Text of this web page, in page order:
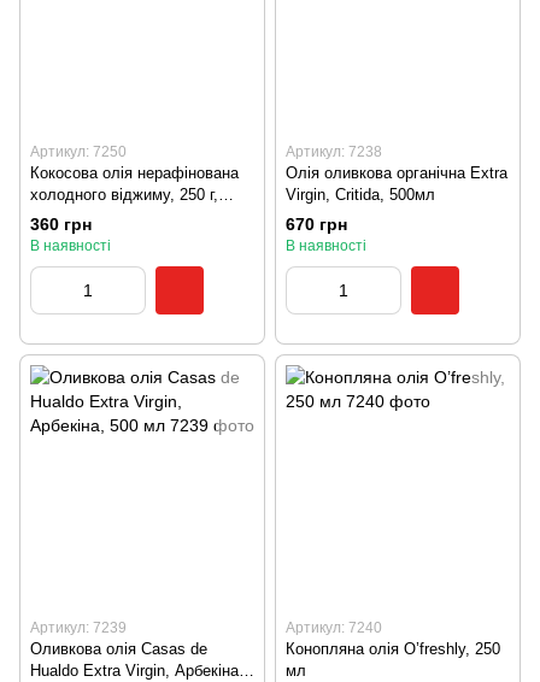
Артикул: 7250
Кокосова олія нерафінована
холодного віджиму, 250 г,
Manteca
360 грн
В наявності
Артикул: 7238
Олія оливкова органічна Extra
Virgin, Critida, 500мл
670 грн
В наявності
Артикул: 7239
Оливкова олія Casas de
Hualdo Extra Virgin, Арбекіна,
Артикул: 7240
Конопляна олія O’freshly, 250
мл